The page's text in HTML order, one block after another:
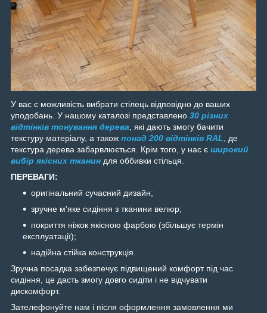
У вас є можливість вибрати стілець відповідно до ваших
уподобань. У нашому каталозі представлено 30 різних
відтінків тонування дерева, які дають змогу бачити
текстуру матеріалу, а також понад 200 відтінків RAL, де
текстура дерева забарвлюється. Крім того, у нас є широкий
вибір якісних тканин для оббивки стільця.
ПЕРЕВАГИ:
оригінальний сучасний дизайн;
зручне м'яке сидіння з тканини велюр;
покриття ніжок якісною фарбою (збільшує термін
експлуатації);
надійна стійка конструкція.
Зручна посадка забезпечує підвищений комфорт під час
сидіння, це дасть змогу довго сидіти і не відчувати
дискомфорт.
Зателефонуйте нам і після оформлення замовлення ми